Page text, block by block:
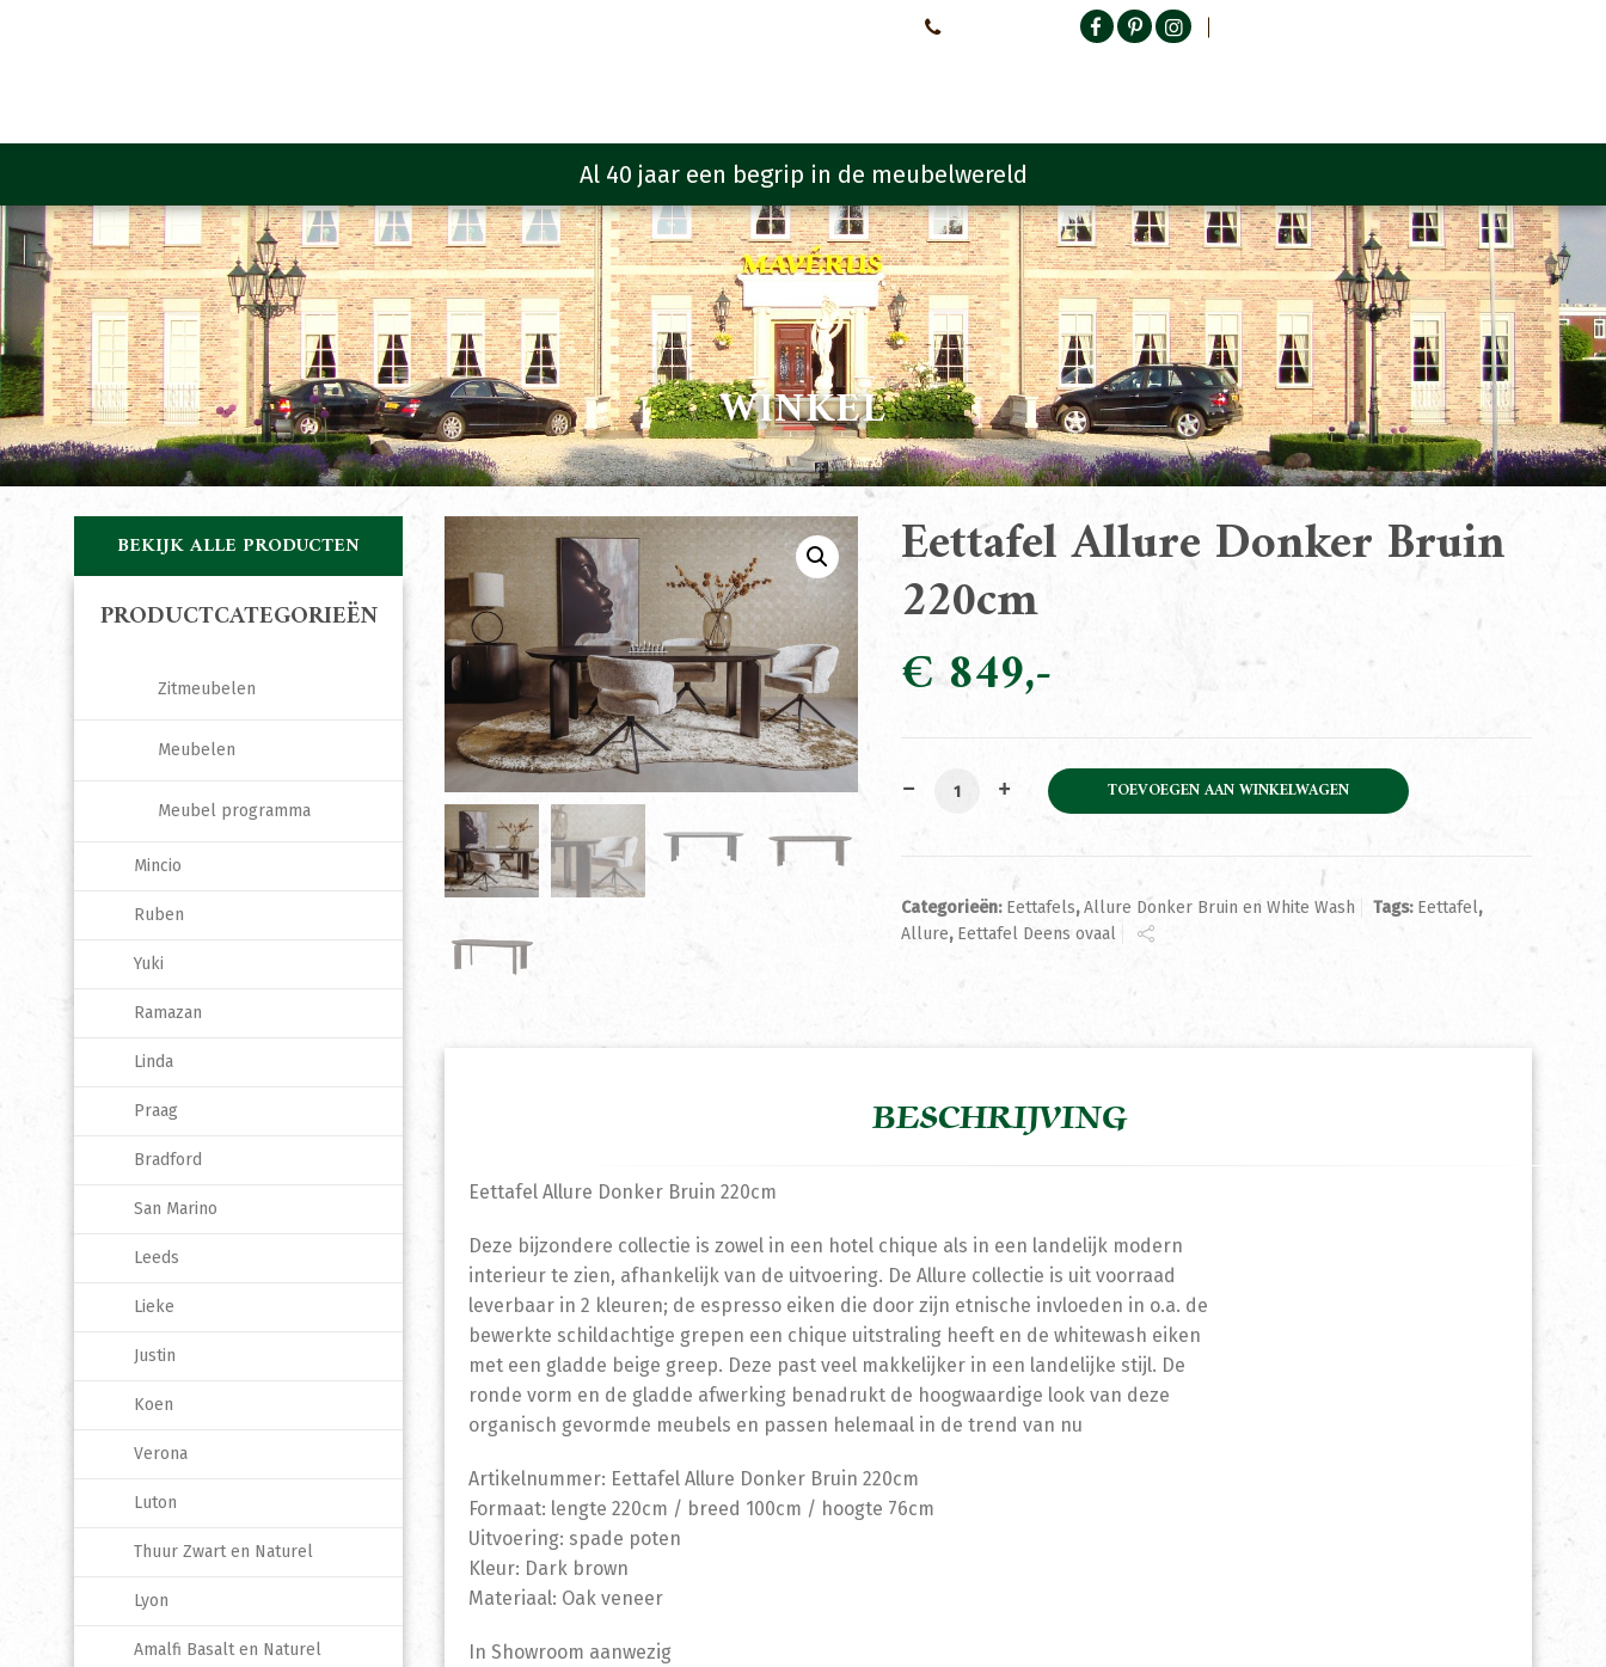
WINKEL
Eettafel Allure Donker Bruin
220cm
€ 849
Eettafel Allure Donker Bruin 220cm aantal
TOEVOEGEN AAN WINKELWAGEN
Categorieën: Eettafels,Allure Donker Bruin en White Wash Tags: Eettafel,
Allure, Eettafel Deens ovaal
BESCHRIJVING
Eettafel Allure Donker Bruin 220cm
Deze bijzondere collectie is zowel in een hotel chique als in een landelijk modern
interieur te zien, afhankelijk van de uitvoering. De Allure collectie is uit voorraad
leverbaar in 2 kleuren; de espresso eiken die door zijn etnische invloeden in o.a. de
bewerkte schildachtige grepen een chique uitstraling heeft en de whitewash eiken
met een gladde beige greep. Deze past veel makkelijker in een landelijke stijl. De
ronde vorm en de gladde afwerking benadrukt de hoogwaardige look van deze
organisch gevormde meubels en passen helemaal in de trend van nu
Artikelnummer: Eettafel Allure Donker Bruin 220cm
Formaat: lengte 220cm / breed 100cm / hoogte 76cm
Uitvoering: spade poten
Kleur: Dark brown
Materiaal: Oak veneer
In Showroom aanwezig
BEKIJK ALLE PRODUCTEN
PRODUCTCATEGORIEËN
Zitmeubelen
Meubelen
Meubel programma
Mincio
Ruben
Yuki
Ramazan
Linda
Praag
Bradford
San Marino
Leeds
Lieke
Justin
Koen
Verona
Luton
Thuur Zwart en Naturel
Lyon
Amalfi Basalt en Naturel